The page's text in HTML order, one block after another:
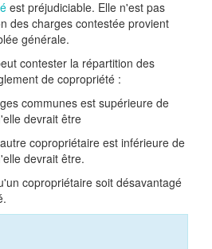
est préjudiciable. Elle n'est pas
des charges contestée provient
générale.
contester la répartition des
de copropriété :
communes est supérieure de
devrait être
copropriétaire est inférieure de
devrait être.
copropriétaire soit désavantagé